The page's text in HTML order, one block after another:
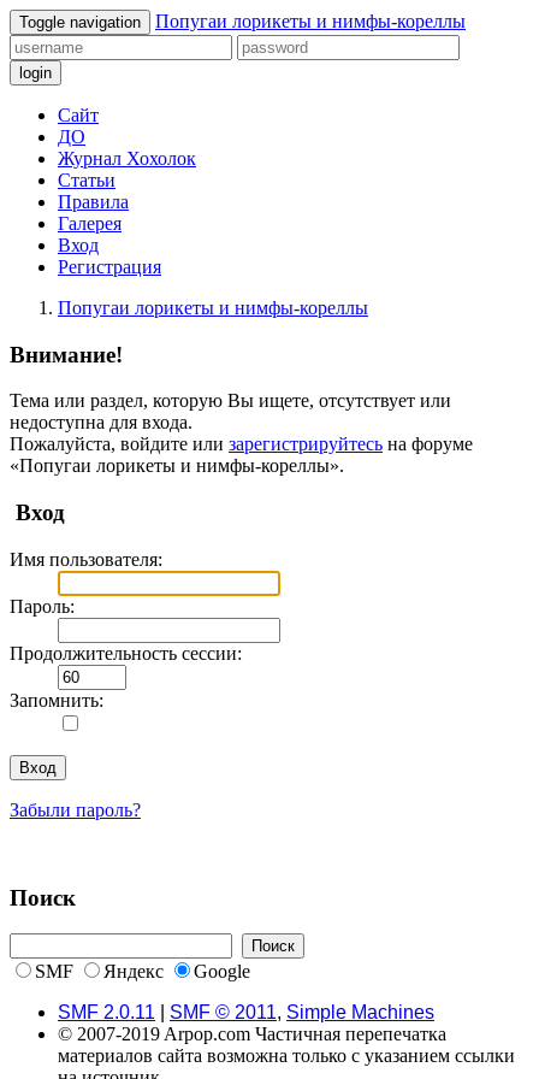
Toggle navigation Попугаи лорикеты и нимфы-кореллы
login
Сайт
ДО
Журнал Хохолок
Статьи
Правила
Галерея
Вход
Регистрация
Попугаи лорикеты и нимфы-кореллы
Внимание!
Тема или раздел, которую Вы ищете, отсутствует или
недоступна для входа.
Пожалуйста, войдите или зарегистрируйтесь на форуме
«Попугаи лорикеты и нимфы-кореллы».
Вход
Имя пользователя:
Пароль:
Продолжительность сессии:
Запомнить:
Забыли пароль?
Поиск
SMF Яндекс
Google
SMF 2.0.11
SMF © 2011, Simple Machines
© 2007-2019 Arpop.com Частичная перепечатка
материалов сайта возможна только с указанием ссылки